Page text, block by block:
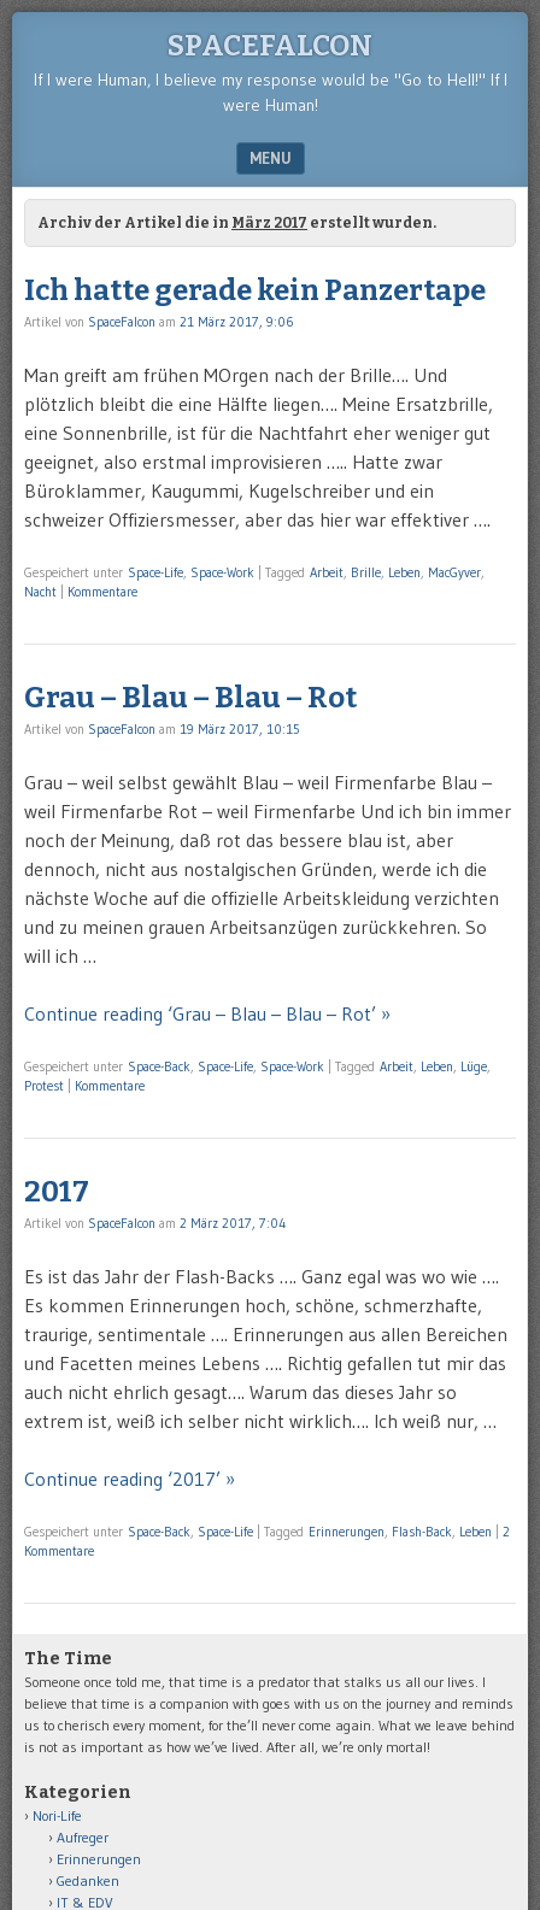
SPACEFALCON
If I were Human, I believe my response would be "Go to Hell!" If I
were Human!
MENU
SKIP TO CONTENT
Archiv der Artikel die in März 2017 erstellt wurden.
Ich hatte gerade kein Panzertape
Artikel von SpaceFalcon am 21 März 2017, 9:06
Man greift am frühen MOrgen nach der Brille…. Und
plötzlich bleibt die eine Hälfte liegen…. Meine Ersatzbrille,
eine Sonnenbrille, ist für die Nachtfahrt eher weniger gut
geeignet, also erstmal improvisieren ….. Hatte zwar
Büroklammer, Kaugummi, Kugelschreiber und ein
schweizer Offiziersmesser, aber das hier war effektiver ….
Gespeichert unter Space-Life, Space-Work Tagged Arbeit, Brille, Leben, MacGyver,
Nacht
Kommentare
Grau – Blau – Blau – Rot
Artikel von SpaceFalcon am 19 März 2017, 10:15
Grau – weil selbst gewählt Blau – weil Firmenfarbe Blau –
weil Firmenfarbe Rot – weil Firmenfarbe Und ich bin immer
noch der Meinung, daß rot das bessere blau ist, aber
dennoch, nicht aus nostalgischen Gründen, werde ich die
nächste Woche auf die offizielle Arbeitskleidung verzichten
und zu meinen grauen Arbeitsanzügen zurückkehren. So
will ich …
Continue reading ‘Grau – Blau – Blau – Rot’ »
Gespeichert unter Space-Back Space-Life Space-Work Tagged Arbeit Leben Lüge
Protest
Kommentare
2017
Artikel von SpaceFalcon am 2 März 2017, 7:04
Es ist das Jahr der Flash-Backs …. Ganz egal was wo wie ….
Es kommen Erinnerungen hoch, schöne, schmerzhafte,
traurige, sentimentale …. Erinnerungen aus allen Bereichen
und Facetten meines Lebens …. Richtig gefallen tut mir das
auch nicht ehrlich gesagt…. Warum das dieses Jahr so
extrem ist, weiß ich selber nicht wirklich…. Ich weiß nur, …
Continue reading ‘2017’ »
Gespeichert unter Space-Back Space-Life Tagged Erinnerungen Flash-Back Leben
2
Kommentare
The Time
Someone once told me, that time is a predator that stalks us all our lives. I
believe that time is a companion with goes with us on the journey and reminds
us to cherisch every moment, for the’ll never come again. What we leave behind
is not as important as how we’ve lived. After all, we’re only mortal!
Kategorien
Nori-Life
Aufreger
Erinnerungen
Gedanken
IT & EDV